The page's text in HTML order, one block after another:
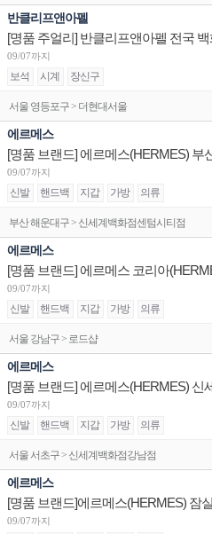
반클리프앤아펠
[명품 주얼리] 반클리프앤아펠 전국
09/07까지
보석 시계 장신구
서울 영등포구 > 더현대서울
에르메스
[명품 브랜드] 에르메스(HERMES)
09/07까지
신발 핸드백 지갑 가방 의류
부산 해운대구 > 신세계백화점센텀시티점
에르메스
09/07까지
신발 핸드백 지갑 가방 의류
서울 강남구 > 로드샵
에르메스
[명품 브랜드] 에르메스(HERMES)
09/07까지
신발 핸드백 지갑 가방 의류
서울 서초구 > 신세계백화점강남점
에르메스
09/07까지